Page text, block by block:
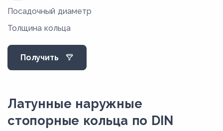
ЛМцКА
ЛМцС
ЛМцСК
ЛМцСКА
ЛС59
Посадочный диаметр
Толщина кольца
Получить
Латунные наружные
стопорные кольца по DIN